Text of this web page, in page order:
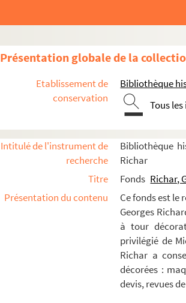
Présentation globale de la
Etablissement de
conservation
Bibliothèque
Tous
Intitulé de l'instrument de
recherche
Bibliothèque
Richar
Titre
Fonds Richar,
Présentation du contenu
Ce fonds est le
Georges
à tour
privilégié de
Richar a
décorées :
devis, revues
L’Homme de désir (1969)
La Rose rouge au Corbier (1970)
Architruc (1970)
Lettre morte (1970)
...Et à la fin était le bang (1970)
Les Oiseaux (1970)
Les jeux de la langue et du hasard
Les Mouches (1970)
4-TFS-019-542. Programme de la
4-TEP-019-043. Marcou La
4-TFS-019-543 à 4-TFS-019-555.
4-TFS-019-556. Ensemble des
4-TFS-019-557 et 4-TFS-019-558. 2
4-TFS-019-559 et 4-TFS-019-560. 2